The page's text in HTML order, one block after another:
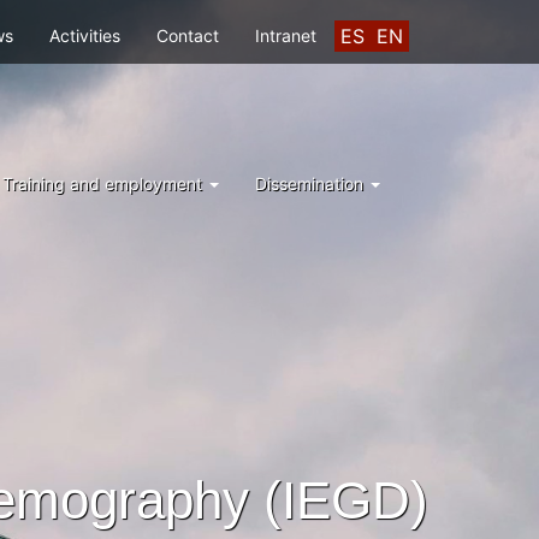
ES EN
Activities Contact Intranet
Training and employment Dissemination
(IEGD)